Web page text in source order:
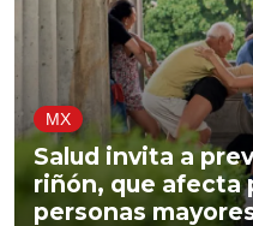
MX
Salud invita a
riñón, que afecta
personas